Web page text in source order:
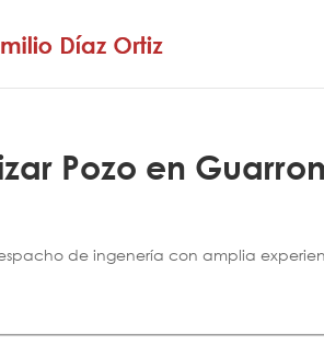
Pozo en
de ingenería con amplia